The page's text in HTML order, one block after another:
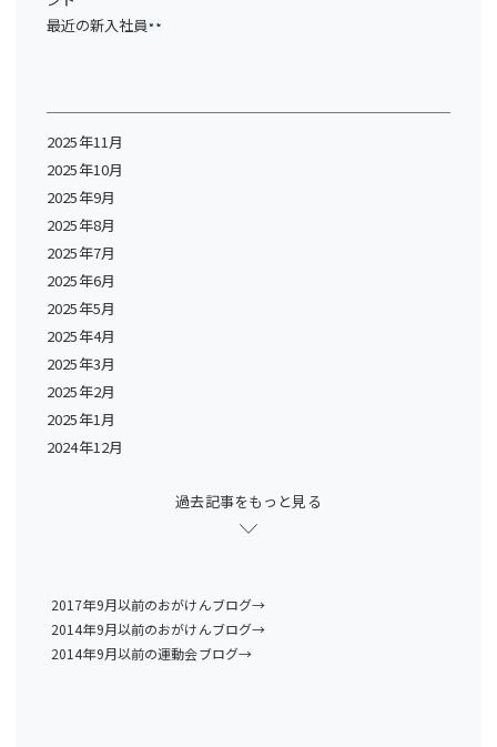
最近の新入社員
2025年11月
2025年10月
2025年9月
2025年8月
2025年7月
2025年6月
2025年5月
2025年4月
2025年3月
2025年2月
2025年1月
2024年12月
過去記事をもっと見る
2017年9月以前のおがけんブログ→
2014年9月以前のおがけんブログ→
2014年9月以前の運動会ブログ→